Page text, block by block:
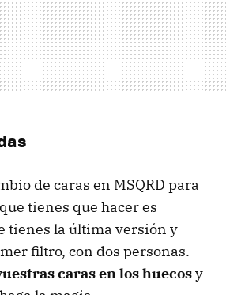
de caras en MSQRD para
tienes que hacer es
tienes la última versión y
filtro, con dos personas.
caras en los huecosy